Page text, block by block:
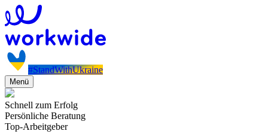
#StandWithUkraine
Menü
Schnell zum Erfolg
Persönliche Beratung
Top-Arbeitgeber